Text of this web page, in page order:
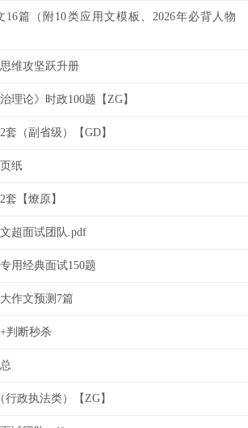
16篇（附10类应用文模板、2026年必背人物
维攻坚跃升册
理论》时政100题【ZG】
（副省级）【GD】
纸
【燎原】
超面试团队.pdf
用经典面试150题
作文预测7篇
判断秒杀
政执法类）【ZG】